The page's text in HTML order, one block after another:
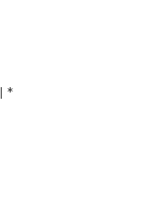
*Obligatoriu